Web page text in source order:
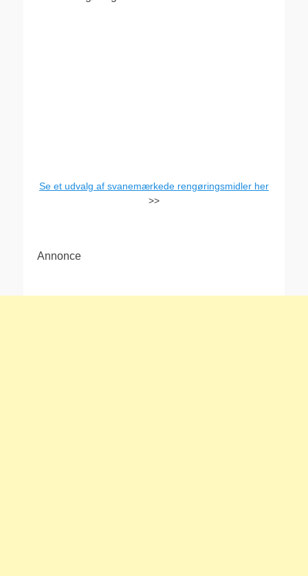
Se et udvalg af svanemærkede rengøringsmidler her
>>
Annonce